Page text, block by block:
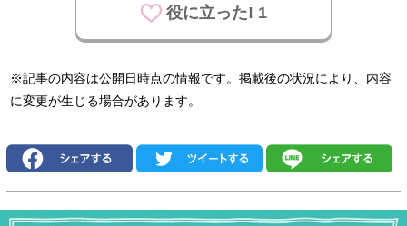
役に立った! 1
※記事の内容は公開日時点の情報です。掲載後の状況により、内容
に変更が生じる場合があります。